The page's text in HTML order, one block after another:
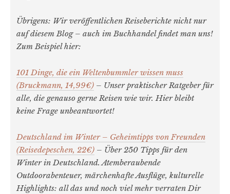
Übrigens: Wir veröffentlichen Reiseberichte nicht nur
auf diesem Blog – auch im Buchhandel findet man uns!
Zum Beispiel hier:
101 Dinge, die ein Weltenbummler wissen muss
(Bruckmann, 14,99€) – Unser praktischer Ratgeber für
alle, die genauso gerne Reisen wie wir. Hier bleibt
keine Frage unbeantwortet!
Deutschland im Winter – Geheimtipps von Freunden
(Reisedepeschen, 22€) – Über 250 Tipps für den
Winter in Deutschland. Atemberaubende
Outdoorabenteuer, märchenhafte Ausflüge, kulturelle
Highlights: all das und noch viel mehr verraten Dir